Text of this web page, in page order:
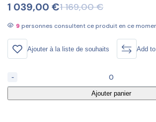
1 169,00€
1 039,00 €
9 personnes consultent ce produit en ce
Ajouter à la liste de souhaits Add
-
Ajouter panier